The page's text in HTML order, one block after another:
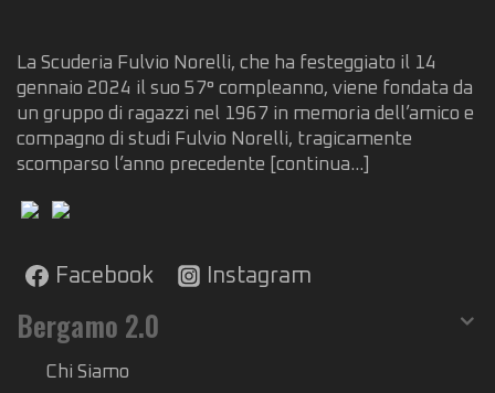
La Scuderia Fulvio Norelli, che ha festeggiato il 14
gennaio 2024 il suo 57° compleanno, viene fondata da
un gruppo di ragazzi nel 1967 in memoria dell’amico e
compagno di studi Fulvio Norelli, tragicamente
scomparso l’anno precedente
[continua...]
Facebook Instagram
Bergamo 2.0
Chi Siamo